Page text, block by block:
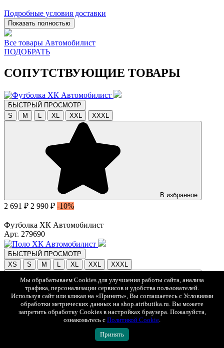
Подробные условия доставки
Показать полностью
Все товары Автомобилист
ПОДОБРАТЬ
СОПУТСТВУЮЩИЕ ТОВАРЫ
БЫСТРЫЙ ПРОСМОТР
S
M L XL XXL XXXL
В избранное
2 691 ₽ 2 990 ₽ -10%
Футболка ХК Автомобилист
Арт. 279690
БЫСТРЫЙ ПРОСМОТР
XS
S M L XL XXL XXXL
Мы обрабатываем Cookies для улучшения работы сайта, анализа
трафика, персонализации сервисов и удобства пользователей.
Используя сайт или кликая на «Принять», Вы соглашаетесь с Условиями
обработки метрических данных на shop.atributika.ru. Вы можете
запретить обработку Cookies в настройках браузера. Пожалуйста,
ознакомьтесь с Политикой Cookie.
Принять